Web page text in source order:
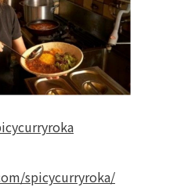
spicycurryroka/